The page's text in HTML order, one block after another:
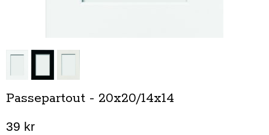
Passepartout - 20x20/14x14
39 kr